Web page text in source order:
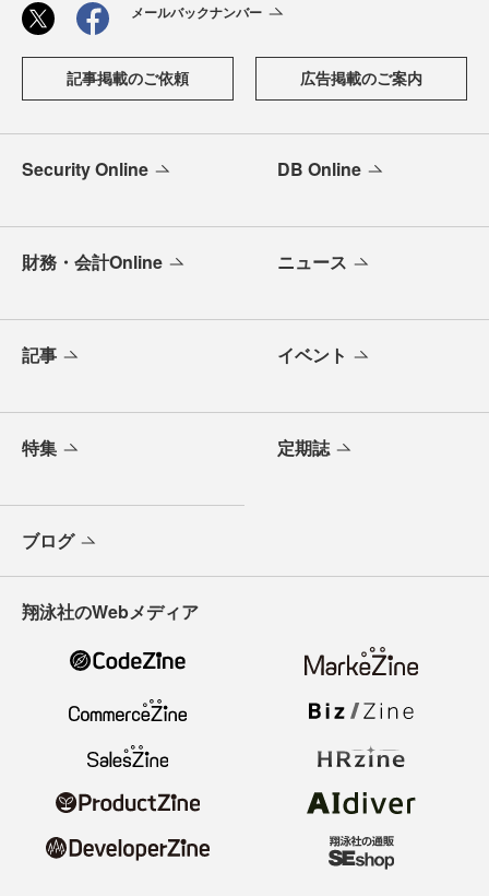
メールバックナンバー
記事掲載のご依頼 広告掲載のご案内
Security Online DB Online
財務・会計Online ニュース
記事 イベント
特集 定期誌
ブログ
翔泳社のWebメディア